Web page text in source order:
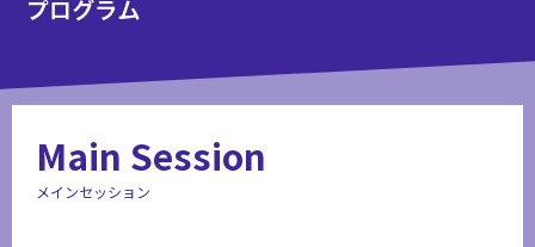
Main Session
メインセッション